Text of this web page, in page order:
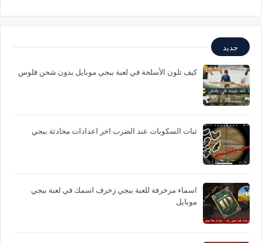
جديد
كيف تلون الأسلحة في لعبة ببجي موبايل بدون شحن فلوس
ثبات السكوبات عند الضرب اخر اعدادات محادثة ببجي
اسماء مزخرفة للعبة ببجي زخرف اسمك في لعبة ببجي
موبايل